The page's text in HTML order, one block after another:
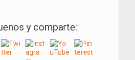
y comparte: